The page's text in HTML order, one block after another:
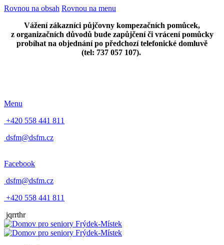
Rovnou na obsah Rovnou na menu
Vážení zákazníci půjčovny kompezačních pomůcek,
z organizačních důvodů bude zapůjčení či vrácení pomůcky
probíhat na objednání po předchozí telefonické domluvě
(tel: 737 057 107).
Menu
+420 558 441 811
dsfm@dsfm.cz
Facebook
dsfm@dsfm.cz
+420 558 441 811
jqrrthr